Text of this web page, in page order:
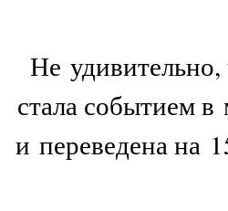
Не удивительно,
стала событием
и переведена на